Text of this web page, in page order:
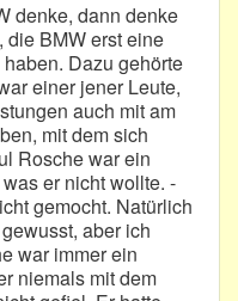
denke, dann denke
die BMW erst eine
Dazu gehörte
einer jener Leute,
auch mit am
mit dem sich
Rosche war ein
er nicht wollte. -
gemocht. Natürlich
aber ich
war immer ein
niemals mit dem